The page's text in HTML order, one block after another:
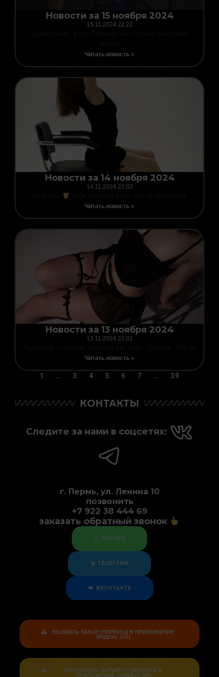
Новости за 15 ноября 2024
15.11.2024 22:22
Читать новость »
Новости за 14 ноября 2024
14.11.2024 22:02
Читать новость »
Новости за 13 ноября 2024
13.11.2024 22:01
Читать новость »
1 … 3 4 5 6 7 … 39
КОНТАКТЫ
Следите за нами в соцсетях:
г. Пермь, ул. Ленина 10
позвонить
+7 922 38 444 69
заказать обратный звонок
ВАТСАП
ТЕЛЕГРАМ
ВКОНТАКТЕ
ВЫЗВАТЬ ТАКСИ (ПЕРЕХОД В ПРИЛОЖЕНИЕ
ЯНДЕКС GO)
ПОСТРОИТЬ МАРШРУТ (ПЕРЕХОД В
ПРИЛОЖЕНИЕ НАВИГАТОР)